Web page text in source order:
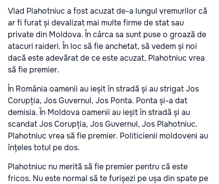
Vlad Plahotniuc a fost acuzat de-a lungul vremurilor că
ar fi furat și devalizat mai multe firme de stat sau
private din Moldova. În cârca sa sunt puse o groază de
atacuri raideri. În loc să fie anchetat, să vedem și noi
dacă este adevărat de ce este acuzat, Plahotniuc vrea
să fie premier.
În România oamenii au ieșit în stradă și au strigat Jos
Corupția, Jos Guvernul, Jos Ponta. Ponta și-a dat
demisia. În Moldova oamenii au ieșit în stradă și au
scandat Jos Corupția, Jos Guvernul, Jos Plahotniuc.
Plahotniuc vrea să fie premier. Politicienii moldoveni au
înțeles totul pe dos.
Plahotniuc nu merită să fie premier pentru că este
fricos. Nu este normal să te furișezi pe ușa din spate pe